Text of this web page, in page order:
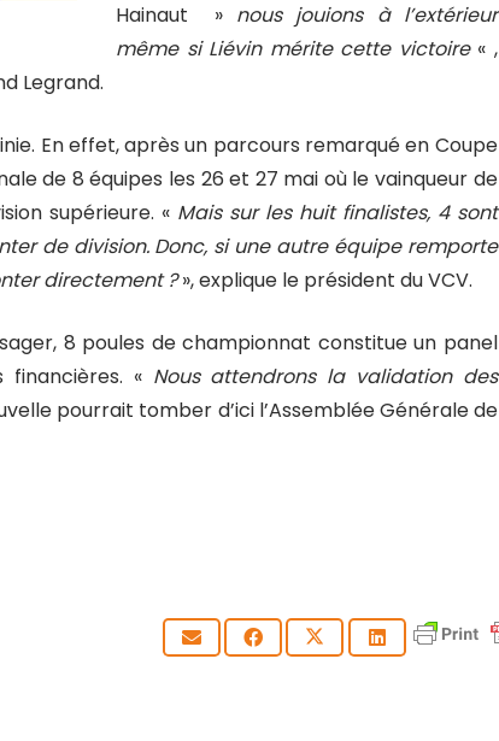
Hainaut » nous jouions à l’extérieur
même si Liévin mérite cette victoire« ,
Legrand.
En effet, après un parcours remarqué en Coupe
de 8 équipes les 26 et 27 mai où le vainqueur de
supérieure. « Mais sur les huit finalistes, 4 sont
de division. Donc, si une autre équipe remporte
directement ?», explique le président du VCV.
8 poules de championnat constitue un panel
« Nous attendrons la validation des
pourrait tomber d’ici l’Assemblée Générale de